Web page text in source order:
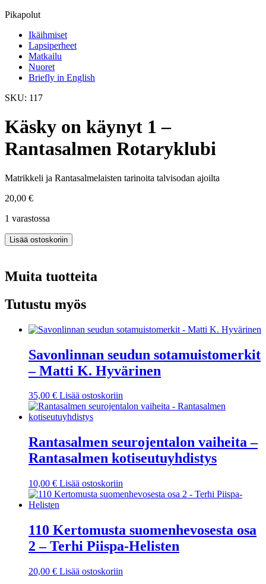
Pikapolut
Ikäihmiset
Lapsiperheet
Matkailu
Nuoret
Briefly in English
SKU: 117
Käsky on käynyt 1 –
Rantasalmen Rotaryklubi
Matrikkeli ja Rantasalmelaisten tarinoita talvisodan ajoilta
20,00 €
1 varastossa
Käsky
on
1
-
Rotaryklubi
Lisää ostoskoriin
Muita tuotteita
Tutustu myös
Savonlinnan seudun sotamuistomerkit
– Matti K. Hyvärinen
35,00 € Lisää ostoskoriin
Rantasalmen seurojentalon vaiheita –
Rantasalmen kotiseutuyhdistys
10,00 € Lisää ostoskoriin
110 Kertomusta suomenhevosesta osa
2 – Terhi Piispa-Helisten
20,00 € Lisää ostoskoriin